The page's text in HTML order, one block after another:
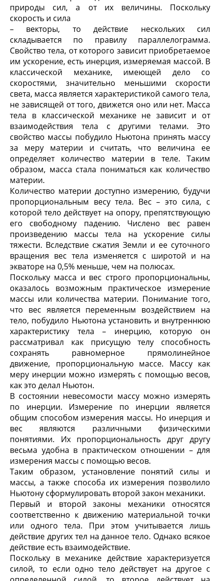
природы сил, а от их величины. Поскольку
скорость и сила
– векторы, то действие нескольких сил
складывается по правилу параллелограмма.
Свойство тела, от которого зависит приобретаемое
им ускорение, есть инерция, измеряемая массой. В
классической механике, имеющей дело со
скоростями, значительно меньшими скорости
света, масса является характеристикой самого тела,
не зависящей от того, движется оно или нет. Масса
тела в классической механике не зависит и от
взаимодействия тела с другими телами. Это
свойство массы побудило Ньютона принять массу
за меру материи и считать, что величина ее
определяет количество материи в теле. Таким
образом, масса стала пониматься как количество
материи.
Количество материи доступно измерению, будучи
пропорциональным весу тела. Вес – это сила, с
которой тело действует на опору, препятствующую
его свободному падению. Числено вес равен
произведению массы тела на ускорение силы
тяжести. Вследствие сжатия Земли и ее суточного
вращения вес тела изменяется с широтой и на
экваторе на 0,5% меньше, чем на полюсах.
Поскольку масса и вес строго пропорциональны,
оказалось возможным практическое измерение
массы или количества материи. Понимание того,
что вес является переменным воздействием на
тело, побудило Ньютона установить и внутреннюю
характеристику тела – инерцию, которую он
рассматривал как присущую телу способность
сохранять равномерное прямолинейное
движение, пропорциональную массе. Массу как
меру инерции можно измерять с помощью весов,
как это делал Ньютон.
В состоянии невесомости массу можно измерять
по инерции. Измерение по инерции является
общим способом измерения массы. Но инерция и
вес являются различными физическими
понятиями. Их пропорциональность друг другу
весьма удобна в практическом отношении – для
измерения массы с помощью весов.
Таким образом, установление понятий силы и
массы, а также способа их измерения позволило
Ньютону сформулировать второй закон механики.
Первый и второй законы механики относятся
соответственно к движению материальной точки
или одного тела. При этом учитывается лишь
действие других тел на данное тело. Однако всякое
действие есть взаимодействие.
Поскольку в механике действие характеризуется
силой, то если одно тело действует на другое с